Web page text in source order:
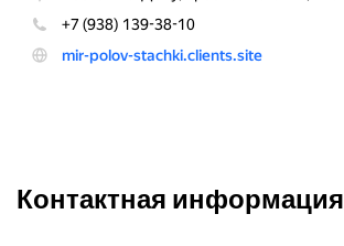
Контактная информация